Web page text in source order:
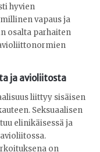
hyvien
vapaus ja
osalta parhaiten
ja avioliitosta
liittyy sisäisen
Seksuaalisen
elinikäisessä ja
on